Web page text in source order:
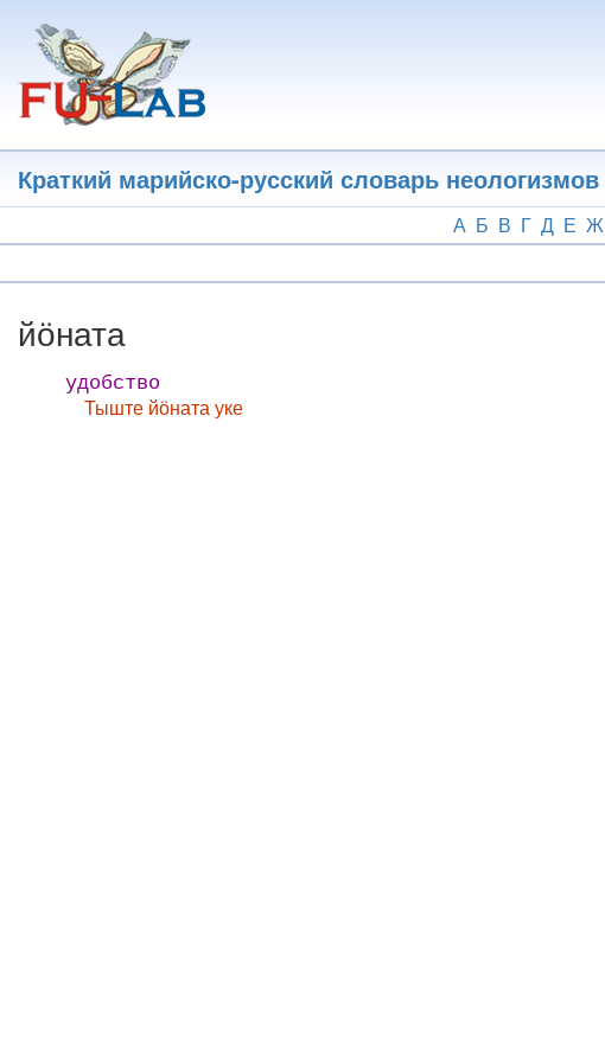
основному
содержанию
Краткий марийско-русский словарь неологизмов
А Б В Г Д Е Ж
йӧната
удобство
Тыште йӧната уке